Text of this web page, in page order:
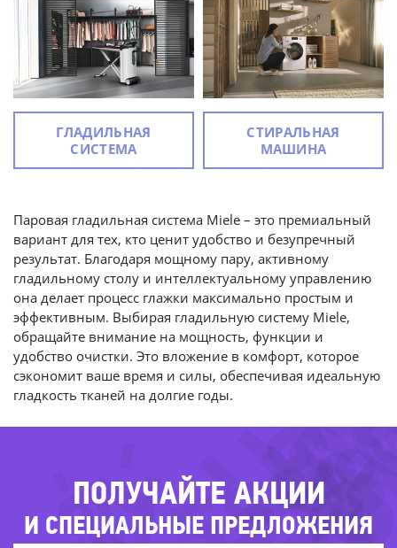
ГЛАДИЛЬНАЯ
СИСТЕМА
СТИРАЛЬНАЯ
МАШИНА
Паровая гладильная система Miele – это премиальный
вариант для тех, кто ценит удобство и безупречный
результат. Благодаря мощному пару, активному
гладильному столу и интеллектуальному управлению
она делает процесс глажки максимально простым и
эффективным. Выбирая гладильную систему Miele,
обращайте внимание на мощность, функции и
удобство очистки. Это вложение в комфорт, которое
сэкономит ваше время и силы, обеспечивая идеальную
гладкость тканей на долгие годы.
ПОЛУЧАЙТЕ АКЦИИ
И СПЕЦИАЛЬНЫЕ ПРЕДЛОЖЕНИЯ
-
-- -